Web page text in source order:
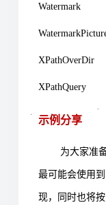
Watermark
XPathOverDir
XPathQuery
示例分享
为大家准
最可能会使用
现，同时也将